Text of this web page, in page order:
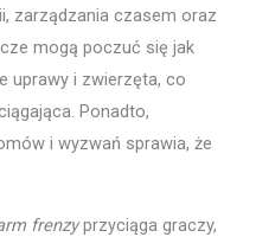
zarządzania czasem oraz
mogą poczuć się jak
uprawy i zwierzęta, co
Ponadto,
i wyzwań sprawia, że
frenzyprzyciąga graczy,